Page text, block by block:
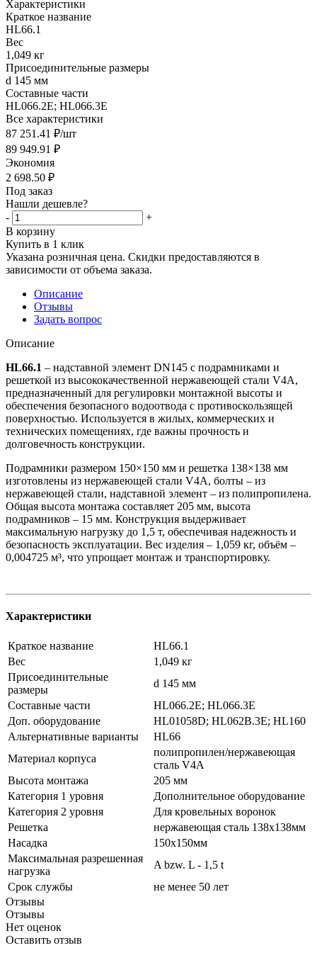
Характеристики
Краткое название
HL66.1
Вес
1,049 кг
Присоединительные размеры
d 145 мм
Составные части
HL066.2E; HL066.3E
Все характеристики
87 251.41 ₽/шт
89 949.91 ₽
Экономия
2 698.50 ₽
Под заказ
Нашли дешевле?
-
+
В корзину
Купить в 1 клик
Указана розничная цена. Скидки предоставляются в
зависимости от объема заказа.
Описание
Отзывы
Задать вопрос
Описание
HL66.1 – надставной элемент DN145 с подрамниками и
решеткой из высококачественной нержавеющей стали V4A,
предназначенный для регулировки монтажной высоты и
обеспечения безопасного водоотвода с противоскользящей
поверхностью. Используется в жилых, коммерческих и
технических помещениях, где важны прочность и
долговечность конструкции.
Подрамники размером 150×150 мм и решетка 138×138 мм
изготовлены из нержавеющей стали V4A, болты – из
нержавеющей стали, надставной элемент – из полипропилена.
Общая высота монтажа составляет 205 мм, высота
подрамников – 15 мм. Конструкция выдерживает
максимальную нагрузку до 1,5 т, обеспечивая надежность и
безопасность эксплуатации. Вес изделия – 1,059 кг, объём –
0,004725 м³, что упрощает монтаж и транспортировку.
Характеристики
Краткое название
HL66.1
Вес
1,049 кг
Присоединительные
размеры
d 145 мм
Составные части
HL066.2E; HL066.3E
Доп. оборудование
HL01058D; HL062B.3E; HL160
Альтернативные варианты
HL66
Материал корпуса
полипропилен/нержавеющая
сталь V4A
Высота монтажа
205 мм
Категория 1 уровня
Дополнительное оборудование
Категория 2 уровня
Для кровельных воронок
Решетка
нержавеющая сталь 138x138мм
Насадка
150x150мм
Максимальная разрешенная
нагрузка
A bzw. L - 1,5 t
Срок службы
не менее 50 лет
Отзывы
Отзывы
Нет оценок
Оставить отзыв